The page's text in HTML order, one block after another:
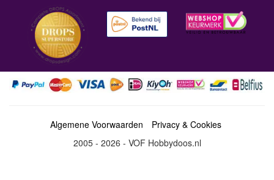
Algemene Voorwaarden
Privacy & Cookies
2005 - 2026 - VOF Hobbydoos.nl